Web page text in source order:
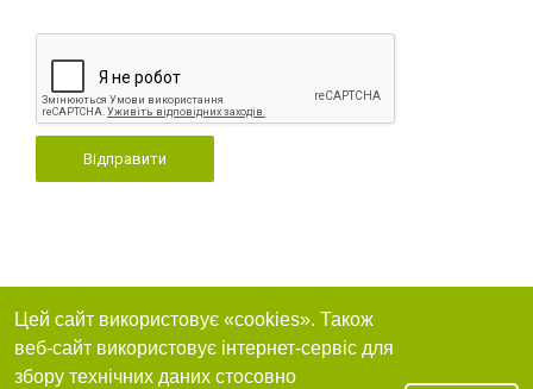
Відправити
Цей сайт використовує «cookies». Також
веб-сайт використовує інтернет-сервіс для
збору технічних даних стосовно